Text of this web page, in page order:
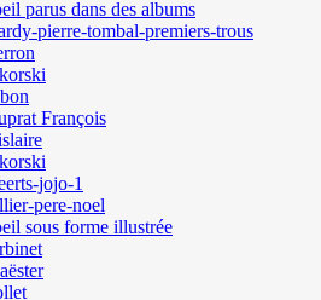
parus dans des albums
pierre-tombal-premiers-trous
François
jojo-1
pere-noel
sous forme illustrée